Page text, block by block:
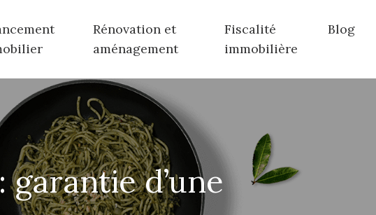
Rénovation et
aménagement
Fiscalité
immobilière
Blog
d’une